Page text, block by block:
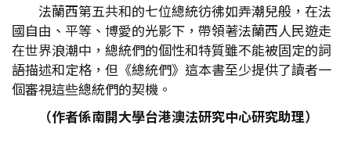
法蘭西第五共和的七位總統彷彿如弄潮兒般，在法
國自由、平等、博愛的光影下，帶領著法蘭西人民遊走
在世界浪潮中，總統們的個性和特質雖不能被固定的詞
語描述和定格，但《總統們》這本書至少提供了讀者一
個審視這些總統們的契機。
（作者係南開大學台港澳法研究中心研究助理）